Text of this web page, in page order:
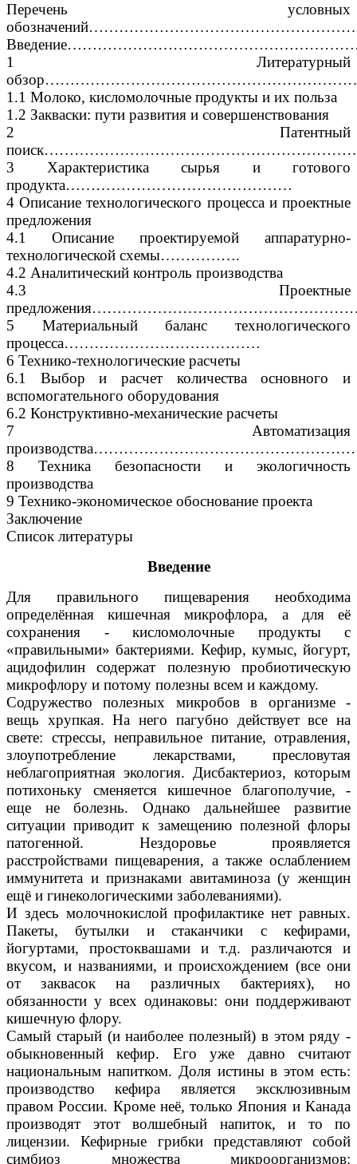
Перечень условных
1 Литературный
1.1 Молоко, кисломолочные продукты и их польза
1.2 Закваски: пути развития и совершенствования
2 Патентный
3 Характеристика сырья и готового
продукта………………………………………
4 Описание технологического процесса и проектные
предложения
4.1 Описание проектируемой аппаратурно-
технологической схемы…………….
4.2 Аналитический контроль производства
4.3 Проектные
5 Материальный баланс технологического
процесса…………………………………
6 Технико-технологические расчеты
6.1 Выбор и расчет количества основного и
вспомогательного оборудования
6.2 Конструктивно-механические расчеты
7 Автоматизация
8 Техника безопасности и экологичность
производства
9 Технико-экономическое обоснование проекта
Заключение
Список литературы
Введение
Для правильного пищеварения необходима
определённая кишечная микрофлора, а для её
сохранения - кисломолочные продукты с
«правильными» бактериями. Кефир, кумыс, йогурт,
ацидофилин содержат полезную пробиотическую
микрофлору и потому полезны всем и каждому.
Содружество полезных микробов в организме -
вещь хрупкая. На него пагубно действует все на
свете: стрессы, неправильное питание, отравления,
злоупотребление лекарствами, пресловутая
неблагоприятная экология. Дисбактериоз, которым
потихоньку сменяется кишечное благополучие, -
еще не болезнь. Однако дальнейшее развитие
ситуации приводит к замещению полезной флоры
патогенной. Нездоровье проявляется
расстройствами пищеварения, а также ослаблением
иммунитета и признаками авитаминоза (у женщин
ещё и гинекологическими заболеваниями).
И здесь молочнокислой профилактике нет равных.
Пакеты, бутылки и стаканчики с кефирами,
йогуртами, простоквашами и т.д. различаются и
вкусом, и названиями, и происхождением (все они
от заквасок на различных бактериях), но
обязанности у всех одинаковы: они поддерживают
кишечную флору.
Самый старый (и наиболее полезный) в этом ряду -
обыкновенный кефир. Его уже давно считают
национальным напитком. Доля истины в этом есть:
производство кефира является эксклюзивным
правом России. Кроме неё, только Япония и Канада
производят этот волшебный напиток, и то по
лицензии. Кефирные грибки представляют собой
симбиоз множества микроорганизмов: